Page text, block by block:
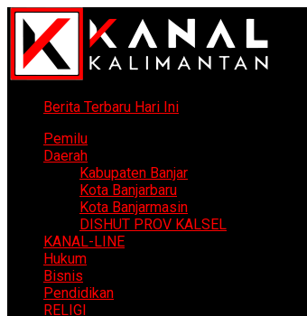
Berita Terbaru Hari Ini
Pemilu
Daerah
Kabupaten Banjar
Kota Banjarbaru
Kota Banjarmasin
DISHUT PROV KALSEL
KANAL-LINE
Hukum
Bisnis
Pendidikan
RELIGI